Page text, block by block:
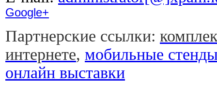
Google+
Партнерские ссылки:
интернете, мобильные
онлайн выставки